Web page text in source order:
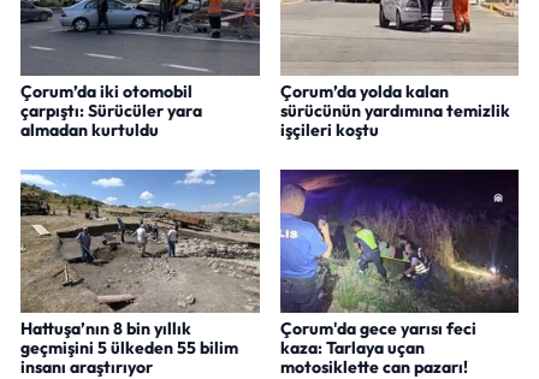
Çorum’da iki otomobil
çarpıştı: Sürücüler yara
almadan kurtuldu
Çorum’da yolda kalan
sürücünün yardımına temizlik
işçileri koştu
Hattuşa’nın 8 bin yıllık
geçmişini 5 ülkeden 55 bilim
insanı araştırıyor
Çorum'da gece yarısı feci
kaza: Tarlaya uçan
motosiklette can pazarı!